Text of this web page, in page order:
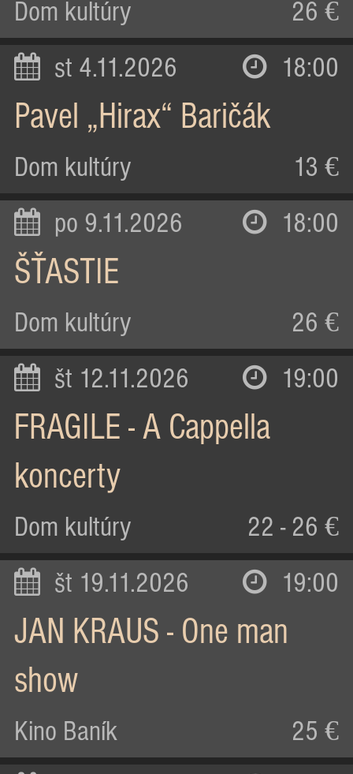
Dom kultúry 26 €
st 4.11.2026 18:00
Pavel „Hirax“ Baričák
Dom kultúry 13 €
po 9.11.2026 18:00
ŠŤASTIE
Dom kultúry 26 €
št 12.11.2026 19:00
FRAGILE - A Cappella
koncerty
Dom kultúry 22 - 26 €
št 19.11.2026 19:00
JAN KRAUS - One man
show
Kino Baník 25 €